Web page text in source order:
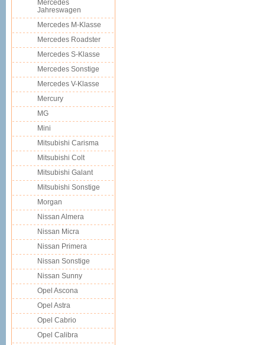
Mercedes
Jahreswagen
Mercedes M-Klasse
Mercedes Roadster
Mercedes S-Klasse
Mercedes Sonstige
Mercedes V-Klasse
Mercury
MG
Mini
Mitsubishi Carisma
Mitsubishi Colt
Mitsubishi Galant
Mitsubishi Sonstige
Morgan
Nissan Almera
Nissan Micra
Nissan Primera
Nissan Sonstige
Nissan Sunny
Opel Ascona
Opel Astra
Opel Cabrio
Opel Calibra